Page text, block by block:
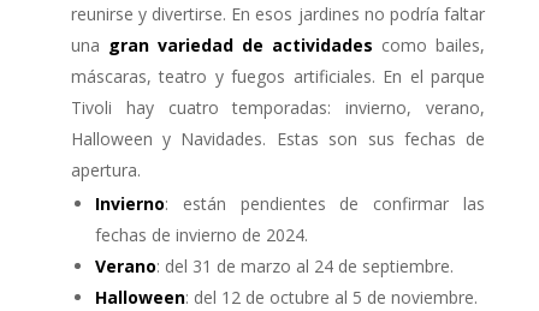
reunirse y divertirse. En esos jardines no podría faltar
una gran variedad de actividades como bailes,
máscaras, teatro y fuegos artificiales. En el parque
Tivoli hay cuatro temporadas: invierno, verano,
Halloween y Navidades. Estas son sus fechas de
apertura.
Invierno: están pendientes de confirmar las
fechas de invierno de 2024.
Verano: del 31 de marzo al 24 de septiembre.
Halloween: del 12 de octubre al 5 de noviembre.